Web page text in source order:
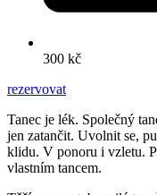
300 kč
rezervovat
Tanec je lék. Společný
jen zatančit. Uvolnit se,
klidu. V ponoru i vzletu.
vlastním tancem.